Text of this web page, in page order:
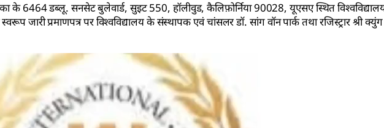
के 6464 डब्लू. सनसेट बुलेवार्ड, सुइट 550, हॉलीवुड, कैलिफ़ोर्निया 90028, यूएसए स्थित
जारी प्रमाणपत्र पर विश्वविद्यालय के संस्थापक एवं चांसलर डॉ. सांग वॉन पार्क तथा रजिस्ट्रार श्री